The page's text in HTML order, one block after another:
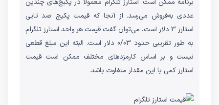
برنامه ممکن است. استارز تلگرام معمولا در پکبچ‌های چندین
عددی به‌فروش می‌رسد. از آنجا که قیمت پکیج صد تایی
استارز 3 دلار است، می‌توان گفت قیمت هر واحد استارز تلگرام
به طور تقریبی حدود 0/03 دلار است. البته این مبلغ قطعی
نیست و بر اساس کارمزدهای مختلف ممکن است قیمت
استارز کمی با این مقدار متفاوت باشد.